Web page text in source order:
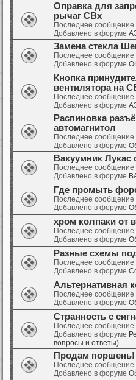
Оправка для
рычаг СВх
Последнее сообщение
Добавлено в форуме
Замена стекла
Последнее сообщение
Добавлено в форуме
Кнопка
вентилятора на
Последнее сообщение
Добавлено в форуме
Распиновка
автомагнитол
Последнее сообщение
Добавлено в форуме
Вакуумник
Последнее сообщение
Добавлено в форуме
Где промыть
Последнее сообщение
Добавлено в форуме
хром колпаки от
Последнее сообщение
Добавлено в форуме
Разные схемы
Последнее сообщение
Добавлено в форуме
Альтернативная
Последнее сообщение
Добавлено в форуме
Странность с
Последнее сообщение
Добавлено в форуме
вопросы и ответы)
Продам поршень!
Последнее сообщение
Добавлено в форуме